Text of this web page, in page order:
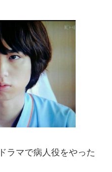
ラマで病人役をやった